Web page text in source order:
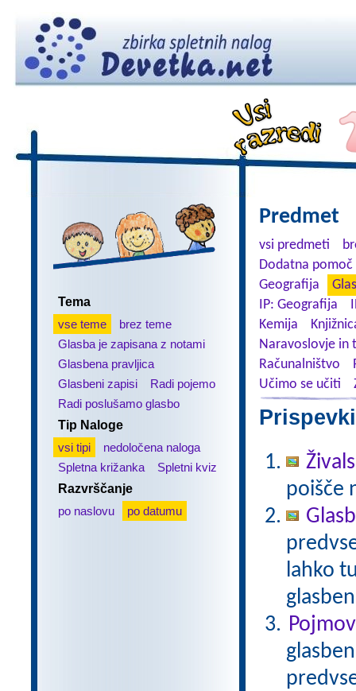
Tema
vse teme
brez teme
Glasba je zapisana z notami
Glasbena pravljica
Glasbeni zapisi
Radi pojemo
Radi poslušamo glasbo
Tip Naloge
vsi tipi
nedoločena naloga
Spletna križanka
Spletni kviz
Razvrščanje
po naslovu
po datumu
Predmet
vsi predmeti
Dodatna
Geografija
IP: Geografija
Kemija
Naravoslovje in
Računalništvo
Učimo se učiti
poišče
lahko